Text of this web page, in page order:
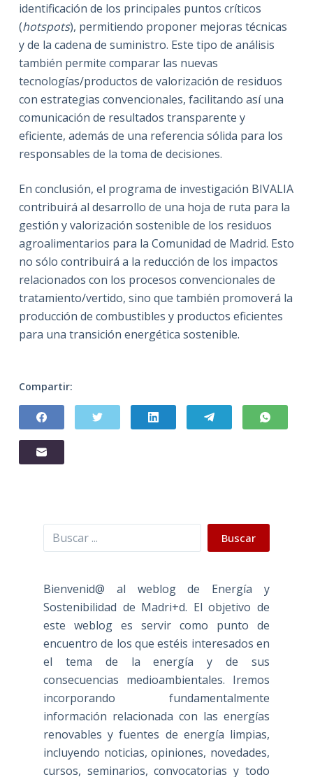
identificación de los principales puntos críticos
(hotspots), permitiendo proponer mejoras técnicas
y de la cadena de suministro. Este tipo de análisis
también permite comparar las nuevas
tecnologías/productos de valorización de residuos
con estrategias convencionales, facilitando así una
comunicación de resultados transparente y
eficiente, además de una referencia sólida para los
responsables de la toma de decisiones.
En conclusión, el programa de investigación BIVALIA
contribuirá al desarrollo de una hoja de ruta para la
gestión y valorización sostenible de los residuos
agroalimentarios para la Comunidad de Madrid. Esto
no sólo contribuirá a la reducción de los impactos
relacionados con los procesos convencionales de
tratamiento/vertido, sino que también promoverá la
producción de combustibles y productos eficientes
para una transición energética sostenible.
Compartir:
Buscar Buscar
Bienvenid@ al weblog de Energía y
Sostenibilidad de Madri+d. El objetivo de
este weblog es servir como punto de
encuentro de los que estéis interesados en
el tema de la energía y de sus
consecuencias medioambientales. Iremos
incorporando fundamentalmente
información relacionada con las energías
renovables y fuentes de energía limpias,
incluyendo noticias, opiniones, novedades,
cursos, seminarios, convocatorias y todo